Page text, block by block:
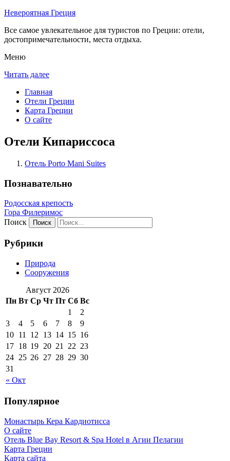
Невероятная Греция
Все самое увлекательное для туристов по Греции: отели,
достопримечательности, места отдыха.
Меню
Читать далее
Главная
Отели Греции
Карта Греции
О сайте
Отели Кипариссоса
Отель Porto Mani Suites
Познавательно
Родосская крепость
Гора Филеримос
Поиск
Рубрики
Природа
Сооружения
Август 2026
Пн Вт Ср Чт Пт Сб Вс
« Окт
1
2
3
4 5 6 7 8
9
10 11 12 13 14 15 16
17 18 19 20 21 22 23
24 25 26 27 28 29 30
31
Популярное
Монастырь Кера Кардиотисса
О сайте
Отель Blue Bay Resort & Spa Hotel в Агии Пелагии
Карта Греции
Карта сайта